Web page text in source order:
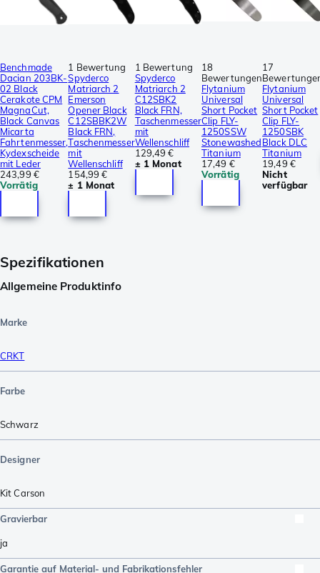
Benchmade
Dacian 203BK-
02 Black
Cerakote CPM
MagnaCut,
Black Canvas
Micarta
Fahrtenmesser,
Kydexscheide
mit Leder
243,99 €
Vorrätig
1 Bewertung
Spyderco
Matriarch 2
Emerson
Opener Black
C12SBBK2W
Black FRN,
Taschenmesser
mit
Wellenschliff
154,99 €
± 1 Monat
1 Bewertung
Spyderco
Matriarch 2
C12SBK2
Black FRN,
Taschenmesser
mit
Wellenschliff
129,49 €
± 1 Monat
18
Bewertungen
Flytanium
Universal
Short Pocket
Clip FLY-
1250SSW
Stonewashed
Titanium
17,49 €
Vorrätig
17
Flytanium
Universal
Short Pocket
Clip FLY-
1250SBK
Black DLC
Titanium
19,49 €
Nicht
verfügbar
Spezifikationen
Allgemeine Produktinfo
Marke
CRKT
Farbe
Schwarz
Designer
Kit Carson
Gravierbar
ja
Garantie auf Material- und Fabrikationsfehler